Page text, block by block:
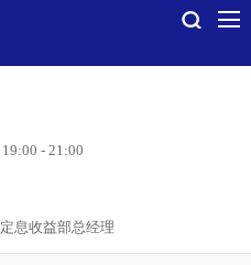
- 21:00
息收益部总经理